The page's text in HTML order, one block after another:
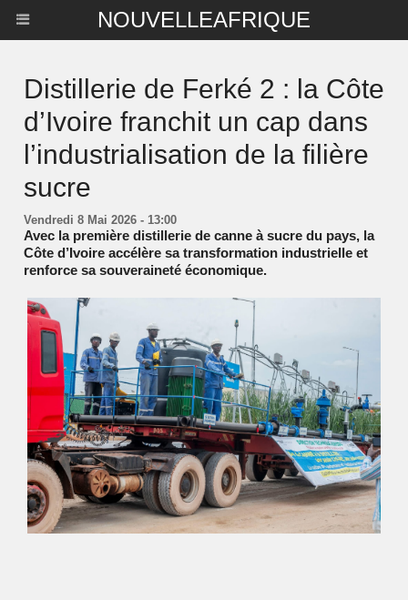
NOUVELLEAFRIQUE
Distillerie de Ferké 2 : la Côte
d’Ivoire franchit un cap dans
l’industrialisation de la filière
sucre
Vendredi 8 Mai 2026 - 13:00
Avec la première distillerie de canne à sucre du pays, la
Côte d’Ivoire accélère sa transformation industrielle et
renforce sa souveraineté économique.